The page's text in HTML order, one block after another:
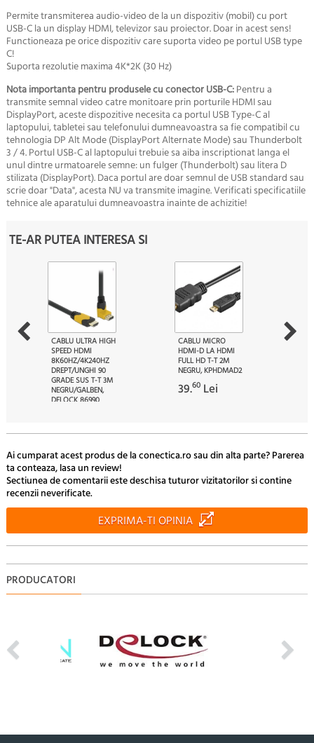
Permite transmiterea audio-video de la un dispozitiv (mobil) cu port
USB-C la un display HDMI, televizor sau proiector. Doar in acest sens!
Functioneaza pe orice dispozitiv care suporta video pe portul USB type
C!
Suporta rezolutie maxima 4K*2K (30 Hz)
Nota importanta pentru produsele cu conector USB-C:Pentru a
transmite semnal video catre monitoare prin porturile HDMI sau
DisplayPort, aceste dispozitive necesita ca portul USB Type-C al
laptopului, tabletei sau telefonului dumneavoastra sa fie compatibil cu
tehnologia DP Alt Mode (DisplayPort Alternate Mode) sau Thunderbolt
3 / 4. Portul USB-C al laptopului trebuie sa aiba inscriptionat langa el
unul dintre urmatoarele semne: un fulger (Thunderbolt) sau litera D
stilizata (DisplayPort). Daca portul are doar semnul de USB standard sau
scrie doar "Data", acesta NU va transmite imagine. Verificati specificatiile
tehnice ale aparatului dumneavoastra inainte de achizitie!
TE-AR PUTEA INTERESA SI
CABLU ULTRA HIGH
SPEED HDMI
8K60HZ/4K240HZ
DREPT/UNGHI 90
GRADE SUS T-T 3M
NEGRU/GALBEN,
DELOCK 86990
CABLU MICRO
HDMI-D LA HDMI
FULL HD T-T 2M
NEGRU, KPHDMAD2
39.60 Lei
Ai cumparat acest produs de la conectica.ro sau din alta parte? Parerea
ta conteaza, lasa un review!
Sectiunea de comentarii este deschisa tuturor vizitatorilor si contine
recenzii neverificate.
EXPRIMA-TI OPINIA
PRODUCATORI